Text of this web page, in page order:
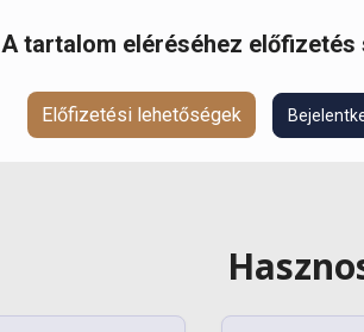
A tartalom eléréséhez előfizetés
Előfizetési lehetőségek